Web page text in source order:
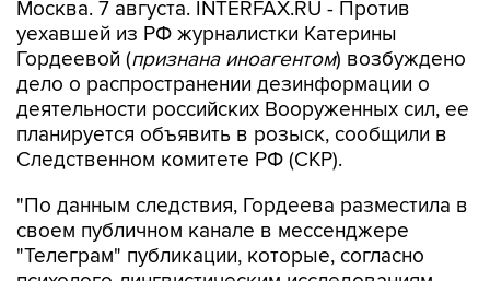
Гордеевой (признана иноагентом ) возбуждено
дело о распространении дезинформации о
деятельности российских Вооруженных сил, ее
планируется объявить в розыск, сообщили в
Следственном комитете РФ (СКР).
"По данным следствия, Гордеева разместила в
"Телеграм" публикации, которые, согласно
психолого-лингвистическим исследованиям,
содержат заведомо ложную информацию о